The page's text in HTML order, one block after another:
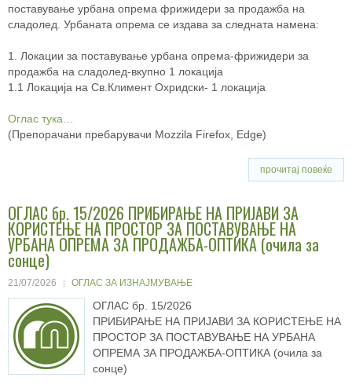
поставување урбана опрема фрижидери за продажба на
сладолед. Урбаната опрема се издава за следната намена:
1. Локации за поставување урбана oпpeмa-фрижидери за
продажба на сладолед-вкупно 1 локација
1.1 Локација на Св.Климент Охридски- 1 локација
Оглас тука…
(Препорачани пребарувачи Mozzila Firefox, Edge)
прочитај повеќе
ОГЛАС бр. 15/2026 ПРИБИРАЊЕ НА ПРИЈАВИ ЗА
КОРИСТЕЊЕ НА ПРОСТОР ЗА ПОСТАВУВАЊЕ НА
УРБАНА ОПРЕМА ЗА ПРОДАЖБА-ОПТИКА (очила за
сонце)
21/07/2026 ОГЛАС ЗА ИЗНАЈМУВАЊЕ
ОГЛАС бр. 15/2026
ПРИБИРАЊЕ НА ПРИЈАВИ ЗА КОРИСТЕЊЕ НА
ПРОСТОР ЗА ПОСТАВУВАЊЕ НА УРБАНА
ОПРЕМА ЗА ПРОДАЖБА-ОПТИКА (очила за
сонце)